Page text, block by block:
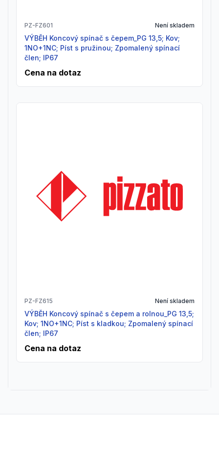
PZ-FZ601 Není skladem
VÝBĚH Koncový spínač s čepem_PG 13,5; Kov;
1NO+1NC; Píst s pružinou; Zpomalený spínací
člen; IP67
Cena na dotaz
PZ-FZ615 Není skladem
VÝBĚH Koncový spínač s čepem a rolnou_PG 13,5;
Kov; 1NO+1NC; Píst s kladkou; Zpomalený spínací
člen; IP67
Cena na dotaz